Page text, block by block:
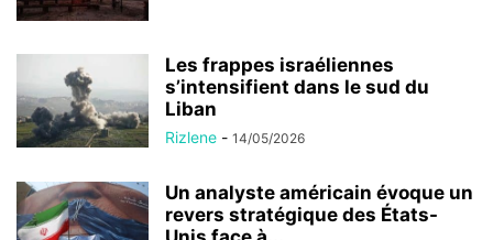
Les frappes israéliennes
s’intensifient dans le sud du
Liban
Rizlene - 14/05/2026
Un analyste américain évoque un
revers stratégique des États-